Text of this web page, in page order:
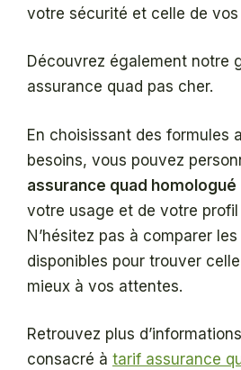
votre sécurité et celle de vos
Découvrez également notre
assurance quad pas cher.
En choisissant des formules
besoins, vous pouvez
assurance quad homologué
votre usage et de votre
N’hésitez pas à comparer
disponibles pour trouver
mieux à vos attentes.
Retrouvez plus
consacré à tarif assurance